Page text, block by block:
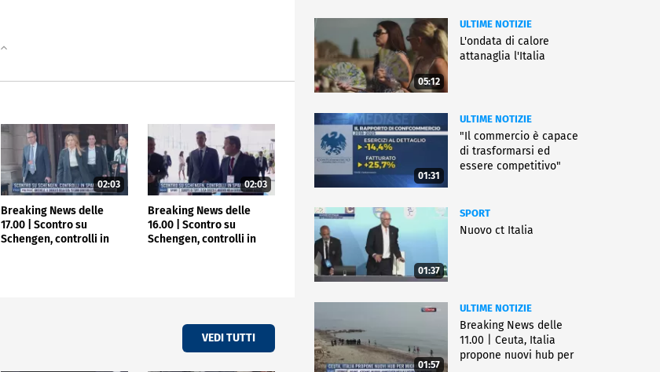
02:03
Breaking News delle
17.00 | Scontro su
Schengen, controlli in
02:03
Breaking News delle
16.00 | Scontro su
Schengen, controlli in
VEDI TUTTI
05:12
ULTIME NOTIZIE
L'ondata di calore
attanaglia l'Italia
01:31
ULTIME NOTIZIE
"Il commercio è capace
di trasformarsi ed
essere competitivo"
01:37
SPORT
Nuovo ct Italia
01:57
ULTIME NOTIZIE
Breaking News delle
11.00 | Ceuta, Italia
propone nuovi hub per